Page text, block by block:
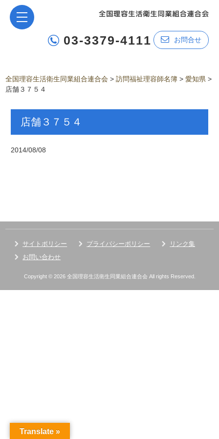
03-3379-4111 お問合せ
全国理容生活衛生同業組合連合会 >訪問福祉理容師名簿 >愛知県 >
店舗３７５４
店舗３７５４
2014/08/08
サイトポリシー プライバシーポリシー
リンク集
お問い合わせ
Copyright © 2026 全国理容生活衛生同業組合連合会 All rights Reserved.
Translate »